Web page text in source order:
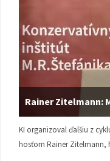
Rainer Zitelmann:
KI organizoval ďalšiu z
hosťom Rainer